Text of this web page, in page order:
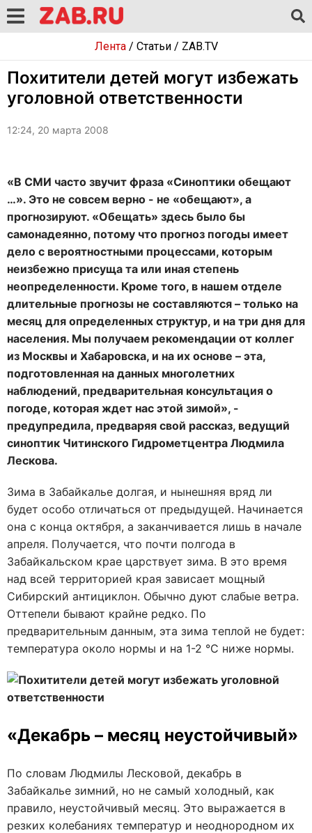
Лента/ Статьи/ ZAB.TV
Похитители детей могут избежать
уголовной ответственности
12:24, 20 марта 2008
«В СМИ часто звучит фраза «Синоптики обещают
…». Это не совсем верно - не «обещают», а
прогнозируют. «Обещать» здесь было бы
самонадеянно, потому что прогноз погоды имеет
дело с вероятностными процессами, которым
неизбежно присуща та или иная степень
неопределенности. Кроме того, в нашем отделе
длительные прогнозы не составляются – только на
месяц для определенных структур, и на три дня для
населения. Мы получаем рекомендации от коллег
из Москвы и Хабаровска, и на их основе – эта,
подготовленная на данных многолетних
наблюдений, предварительная консультация о
погоде, которая ждет нас этой зимой», -
предупредила, предваряя свой рассказ, ведущий
синоптик Читинского Гидрометцентра Людмила
Лескова.
Зима в Забайкалье долгая, и нынешняя вряд ли
будет особо отличаться от предыдущей. Начинается
она с конца октября, а заканчивается лишь в начале
апреля. Получается, что почти полгода в
Забайкальском крае царствует зима. В это время
над всей территорией края зависает мощный
Сибирский антициклон. Обычно дуют слабые ветра.
Оттепели бывают крайне редко. По
предварительным данным, эта зима теплой не будет:
температура около нормы и на 1-2 °C ниже нормы.
«Декабрь – месяц неустойчивый»
По словам Людмилы Лесковой, декабрь в
Забайкалье зимний, но не самый холодный, как
правило, неустойчивый месяц. Это выражается в
резких колебаниях температур и неоднородном их